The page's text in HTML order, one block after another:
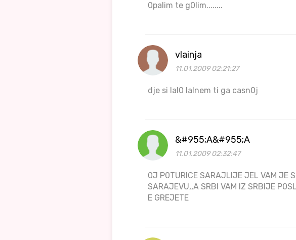
0palim te g0lim........
vlainja
11.01.2009 02:21:27
dje si lal0 lalnem ti ga casn0j
&#955;A&#955;A
11.01.2009 02:32:47
0J P0TURICE SARAJLIJE JEL VAM JE
SARAJEVU,,A SRBI VAM IZ SRBIJE
E GREJETE